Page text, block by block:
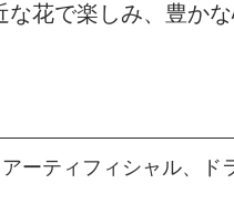
花で楽しみ、豊か
ーティフィシャル、ド